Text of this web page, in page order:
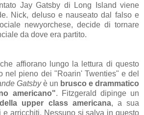
Jay Gatsby di Long Island viene
Nick, deluso e nauseato dal falso e
newyorchese, decide di tornare
da dove era partito.
affiorano lungo la lettura di questo
nel pieno dei "Roarin' Twenties" e del
Gatsbyè un brusco e drammatico
americano". Fitzgerald dipinge un
upper class americana, a sua
e arricchiti. Nessuno si salva in questo